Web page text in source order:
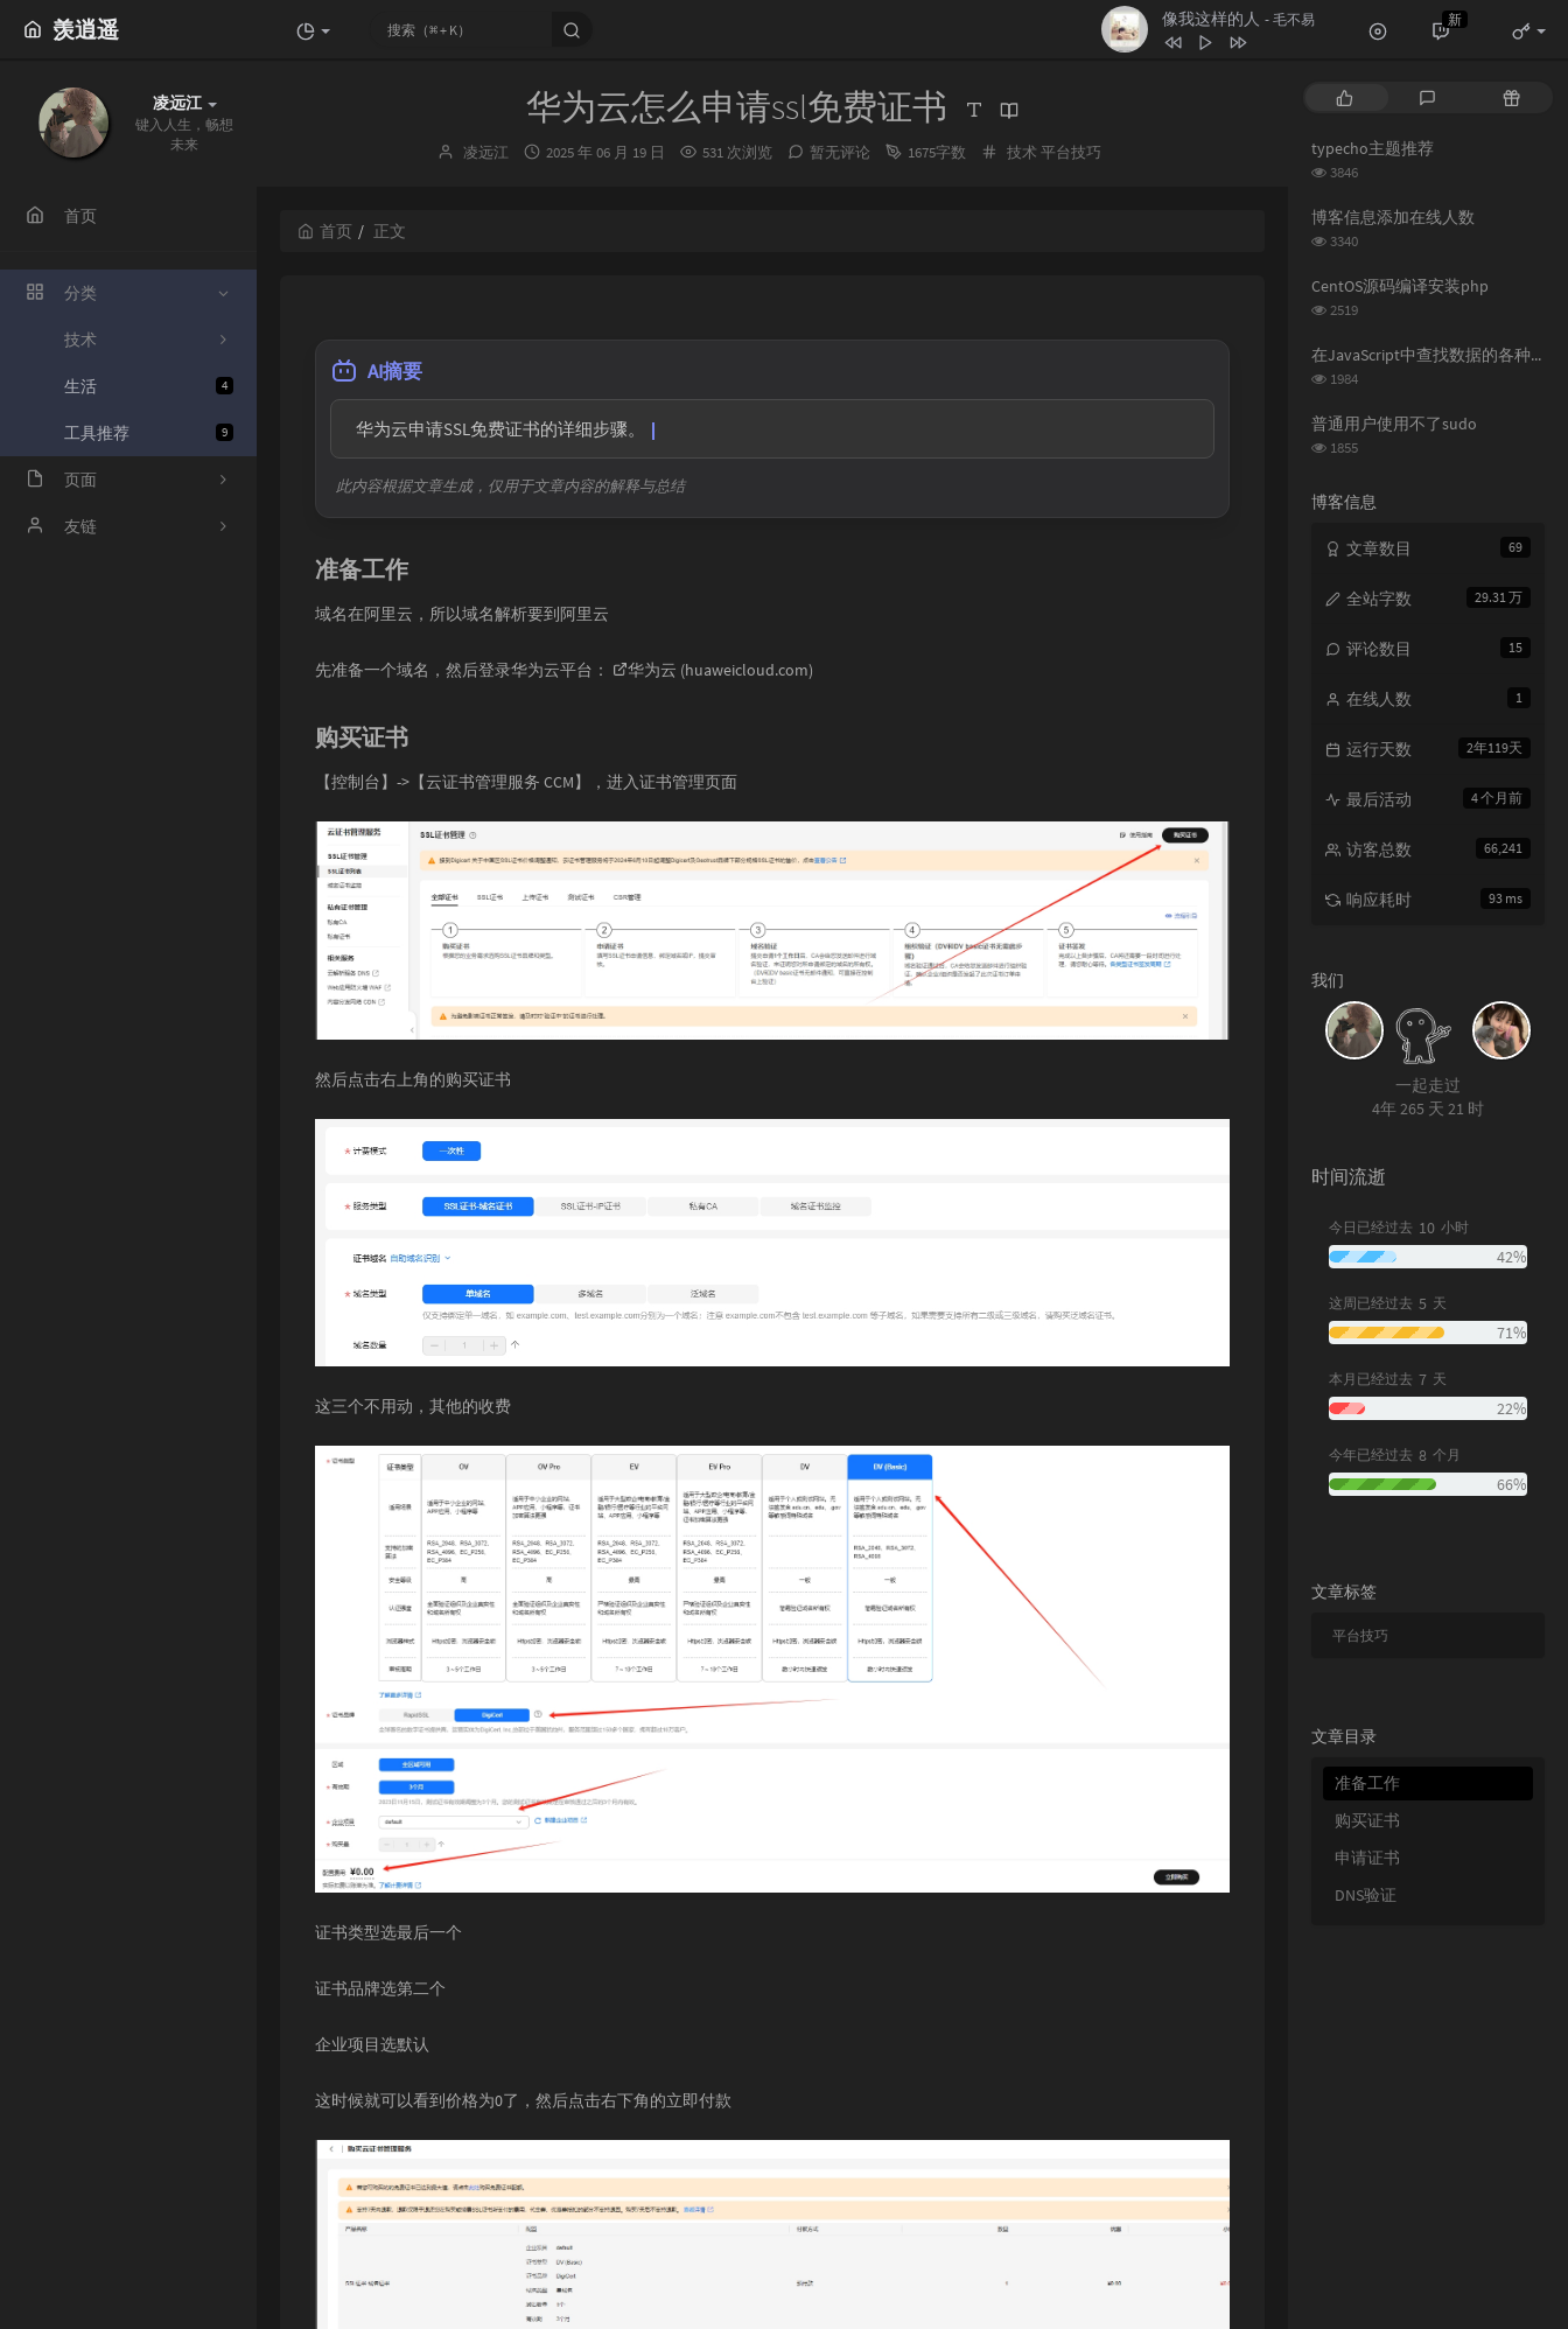
羡逍遥 像我这样的人 - 毛不易
任然
曾惜
花粥
岑宁儿
新
凌远江
键入人生，畅想
未来
首页
分类
技术
4
生活
9
工具推荐
页面
文章归档
友链
华为云怎么申请ssl免费证书
博
凌远江
发
2025 年 06 月 19 日 531 次浏览 暂无评论 1675字数
分
技术 平台技巧
首页 正文
AI摘要
  华为云申请SSL免费证书的详细步骤。
此内容根据文章生成，仅用于文章内容的解释与总结
准备工作
域名在阿里云，所以域名解析要到阿里云
先准备一个域名，然后登录华为云平台： 华为云 (huaweicloud.com)
购买证书
【控制台】->【云证书管理服务 CCM】，进入证书管理页面
然后点击右上角的购买证书
这三个不用动，其他的收费
证书类型选最后一个
证书品牌选第二个
企业项目选默认
这时候就可以看到价格为0了，然后点击右下角的立即付款
文
章
随
typecho主题推荐
浏
次
数:
3846
博客信息添加在线人数
浏
次
3340
CentOS源码编译安装php
浏
次
2519
在JavaScript中查找数据的各种方法
浏
次
数:
1984
普通用户使用不了sudo
浏
数:
1855
博客信息
69
文章数目
29.31 万
全站字数
15
评论数目
1
在线人数
2年119天
运行天数
4 个月前
最后活动
66,241
访客总数
93 ms
响应耗时
我们
一起走过
4年 265 天 21 时
时间流逝
今日已经过去 10 小时
42%
这周已经过去 5 天
71%
本月已经过去 7 天
22%
今年已经过去 8 个月
66%
文章标签
平台技巧
文章目录
准备工作
购买证书
申请证书
DNS验证